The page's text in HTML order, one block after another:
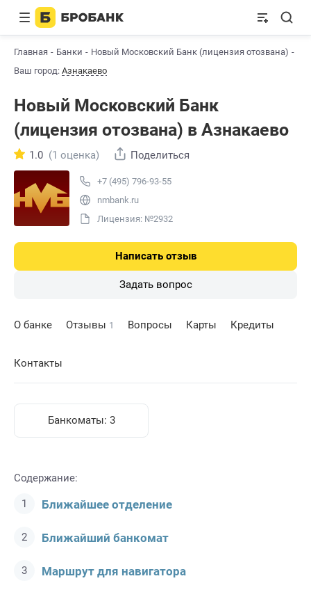
Главная Банки Новый Московский Банк (лицензия отозвана)
Ваш город: Азнакаево
Новый Московский Банк
(лицензия отозвана) в Азнакаево
+7 (495) 796-93-55
nmbank.ru
Лицензия: №2932
1.0 (1 оценка) Поделиться
Написать отзыв
Задать вопрос
О банке Отзывы 1 Вопросы Карты Кредиты
Контакты
Банкоматы: 3
Содержание:
Ближайшее отделение
Ближайший банкомат
Маршрут для навигатора